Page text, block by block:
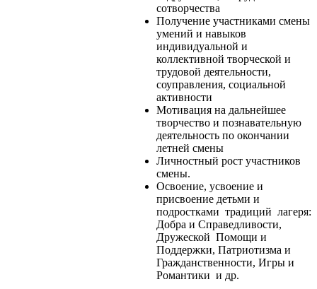
сотворчества
Получение участниками смены
умений и навыков
индивидуальной и
коллективной творческой и
трудовой деятельности,
соуправления, социальной
активности
Мотивация на дальнейшее
творчество и познавательную
деятельность по окончании
летней смены
Личностный рост участников
смены.
Освоение, усвоение и
присвоение детьми и
подростками традиций лагеря:
Добра и Справедливости,
Дружеской Помощи и
Поддержки, Патриотизма и
Гражданственности, Игры и
Романтики и др.